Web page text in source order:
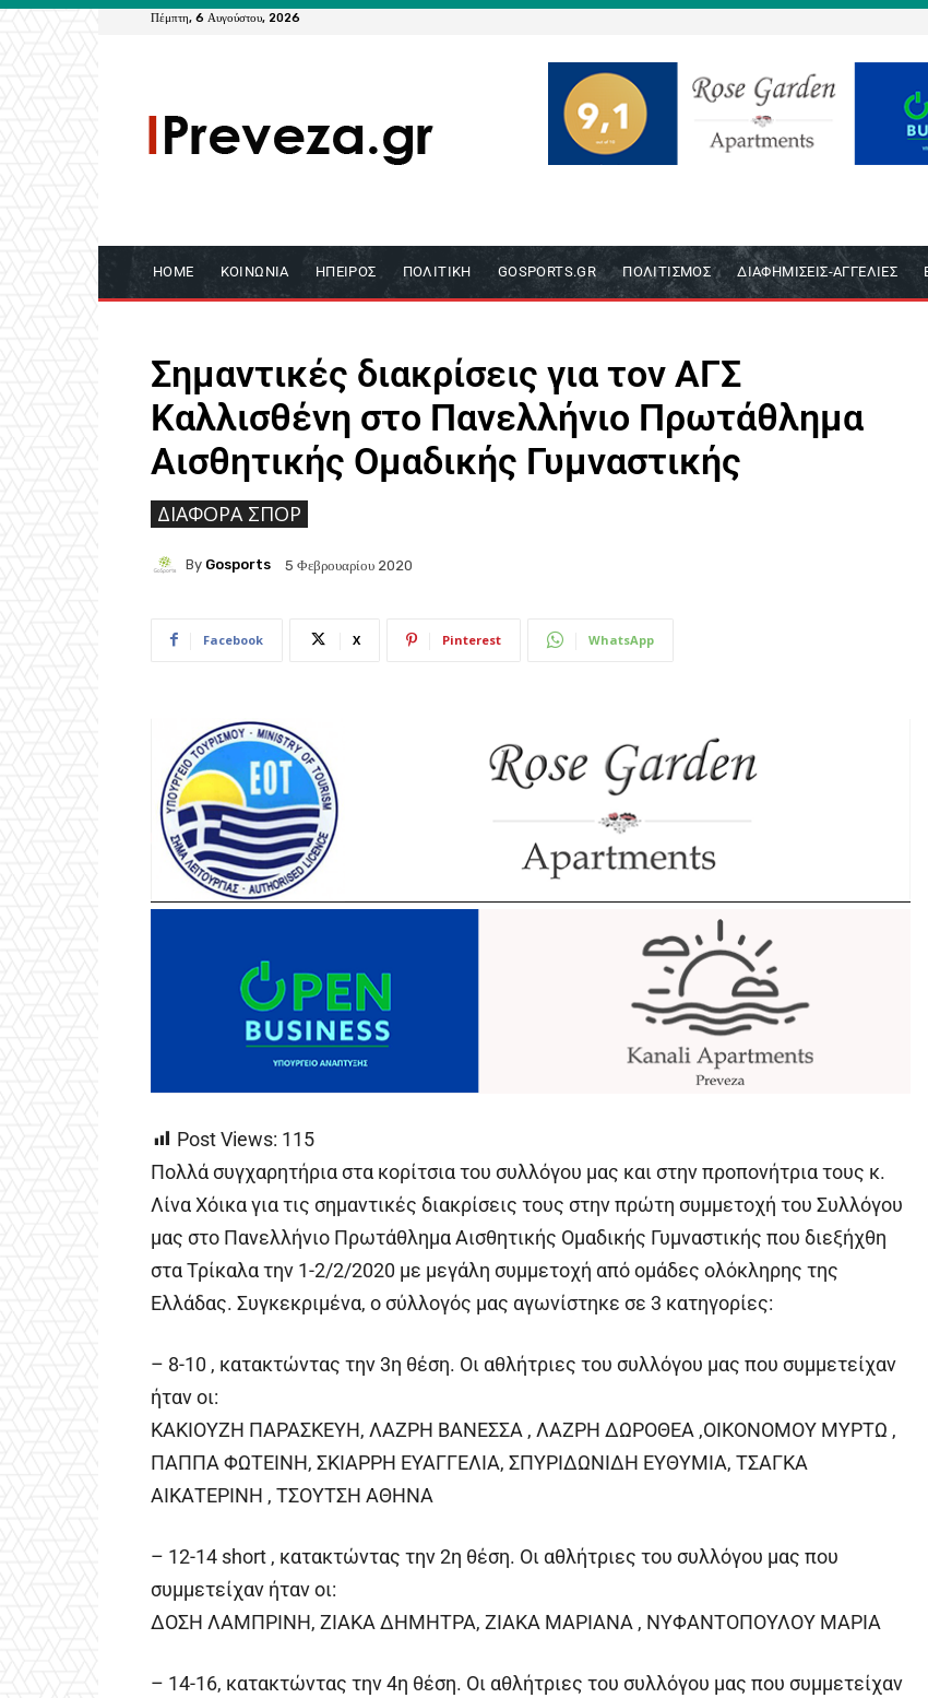
Πέμπτη, 6 Αυγούστου, 2026
HOME ΚΟΙΝΩΝΊΑ ΉΠΕΙΡΟΣ ΠΟΛΙΤΙΚΉ GOSPORTS.GR ΠΟΛΙΤΙΣΜΌΣ ΔΙΑΦΗΜΊΣΕΙΣ-ΑΓΓΕΛΊΕΣ
Σημαντικές διακρίσεις για τον ΑΓΣ
Καλλισθένη στο Πανελλήνιο Πρωτάθλημα
Αισθητικής Ομαδικής Γυμναστικής
ΔΙΆΦΟΡΑ ΣΠΟΡ
By Gosports 5 Φεβρουαρίου 2020
Facebook X Pinterest WhatsApp
Post Views: 115
Πολλά συγχαρητήρια στα κορίτσια του συλλόγου μας και στην προπονήτρια τους κ.
Λίνα Χόικα για τις σημαντικές διακρίσεις τους στην πρώτη συμμετοχή του Συλλόγου
μας στο Πανελλήνιο Πρωτάθλημα Αισθητικής Ομαδικής Γυμναστικής που διεξήχθη
στα Τρίκαλα την 1-2/2/2020 με μεγάλη συμμετοχή από ομάδες ολόκληρης της
Ελλάδας. Συγκεκριμένα, ο σύλλογός μας αγωνίστηκε σε 3 κατηγορίες:
– 8-10 , κατακτώντας την 3η θέση. Οι αθλήτριες του συλλόγου μας που συμμετείχαν
ήταν οι:
ΚΑΚΙΟΥΖΗ ΠΑΡΑΣΚΕΥΗ, ΛΑΖΡΗ ΒΑΝΕΣΣΑ , ΛΑΖΡΗ ΔΩΡΟΘΕΑ ,ΟΙΚΟΝΟΜΟΥ ΜΥΡΤΩ ,
ΠΑΠΠΑ ΦΩΤΕΙΝΗ, ΣΚΙΑΡΡΗ ΕΥΑΓΓΕΛΙΑ, ΣΠΥΡΙΔΩΝΙΔΗ ΕΥΘΥΜΙΑ, ΤΣΑΓΚΑ
ΑΙΚΑΤΕΡΙΝΗ , ΤΣΟΥΤΣΗ ΑΘΗΝΑ
– 12-14 short , κατακτώντας την 2η θέση. Οι αθλήτριες του συλλόγου μας που
συμμετείχαν ήταν οι:
ΔΟΣΗ ΛΑΜΠΡΙΝΗ, ΖΙΑΚΑ ΔΗΜΗΤΡΑ, ΖΙΑΚΑ ΜΑΡΙΑΝΑ , ΝΥΦΑΝΤΟΠΟΥΛΟΥ ΜΑΡΙΑ
– 14-16, κατακτώντας την 4η θέση. Οι αθλήτριες του συλλόγου μας που συμμετείχαν